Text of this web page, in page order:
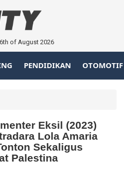
of August 2026
PENDIDIKAN OTOMOTIF
Eksil (2023)
Lola Amaria
Sekaligus
Palestina